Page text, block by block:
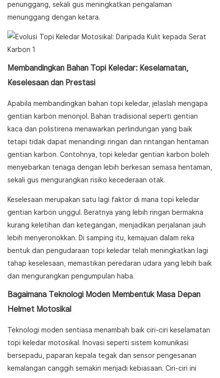
penunggang, sekali gus meningkatkan pengalaman
menunggang dengan ketara.
Membandingkan Bahan Topi Keledar: Keselamatan,
Keselesaan dan Prestasi
Apabila membandingkan bahan topi keledar, jelaslah mengapa
gentian karbon menonjol. Bahan tradisional seperti gentian
kaca dan polistirena menawarkan perlindungan yang baik
tetapi tidak dapat menandingi ringan dan rintangan hentaman
gentian karbon. Contohnya, topi keledar gentian karbon boleh
menyebarkan tenaga dengan lebih berkesan semasa hentaman,
sekali gus mengurangkan risiko kecederaan otak.
Keselesaan merupakan satu lagi faktor di mana topi keledar
gentian karbon unggul. Beratnya yang lebih ringan bermakna
kurang keletihan dan ketegangan, menjadikan perjalanan jauh
lebih menyeronokkan. Di samping itu, kemajuan dalam reka
bentuk dan pengudaraan topi keledar telah meningkatkan lagi
tahap keselesaan, memastikan peredaran udara yang lebih baik
dan mengurangkan pengumpulan haba.
Bagaimana Teknologi Moden Membentuk Masa Depan
Helmet Motosikal
Teknologi moden sentiasa menambah baik ciri-ciri keselamatan
topi keledar motosikal. Inovasi seperti sistem komunikasi
bersepadu, paparan kepala tegak dan sensor pengesanan
kemalangan canggih semakin menjadi kebiasaan. Ciri-ciri ini